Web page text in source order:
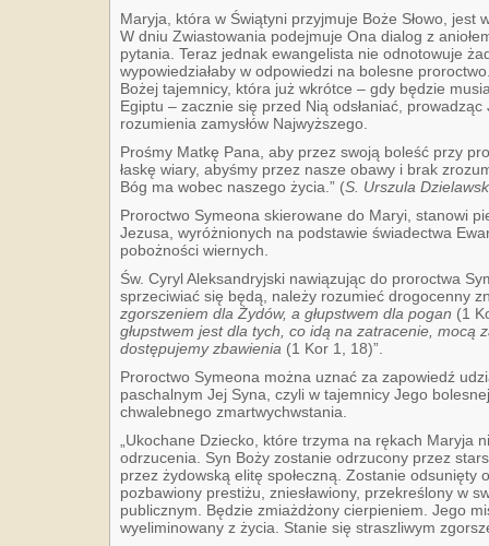
Maryja, która w Świątyni przyjmuje Boże Słowo, jest
W dniu Zwiastowania podejmuje Ona dialog z
pytania. Teraz jednak ewangelista nie odnotowuje
wypowiedziałaby w odpowiedzi na bolesne
Bożej tajemnicy, która już wkrótce – gdy będzie
Egiptu – zacznie się przed Nią odsłaniać,
rozumienia zamysłów Najwyższego.
Prośmy Matkę Pana, aby przez swoją boleść przy
łaskę wiary, abyśmy przez nasze obawy i brak
Bóg ma wobec naszego życia.” (S. Urszula
Proroctwo Symeona skierowane do Maryi, stanowi
Jezusa, wyróżnionych na podstawie świadectwa
pobożności wiernych.
Św. Cyryl Aleksandryjski nawiązując do proroctwa
sprzeciwiać się będą, należy rozumieć drogocenny
zgorszeniem dla Żydów, a głupstwem dla pogan (1
głupstwem jest dla tych, co idą na zatracenie, mocą
dostępujemy zbawienia (1 Kor 1, 18)”.
Proroctwo Symeona można uznać za zapowiedź
paschalnym Jej Syna, czyli w tajemnicy Jego
chwalebnego zmartwychwstania.
„Ukochane Dziecko, które trzyma na rękach Maryja
odrzucenia. Syn Boży zostanie odrzucony przez
przez żydowską elitę społeczną. Zostanie odsunięty
pozbawiony prestiżu, zniesławiony, przekreślony w
publicznym. Będzie zmiażdżony cierpieniem. Jego
wyeliminowany z życia. Stanie się straszliwym